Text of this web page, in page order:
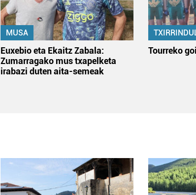
MUSA
Euxebio eta Ekaitz Zabala:
Zumarragako mus txapelketa
irabazi duten aita-semeak
Tourreko